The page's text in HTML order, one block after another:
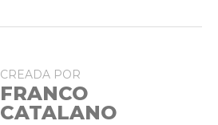
CREADA POR
FRANCO
CATALANO